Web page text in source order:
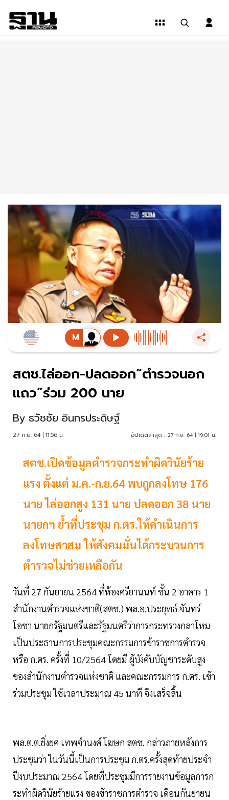
สตช.ไล่ออก-ปลดออก“ตำรวจนอก
แถว”ร่วม 200 นาย
By ธวัชชัย อินทรประดิษฐ์
27 ก.ย. 64 | 11:56 น. อัปเดตล่าสุด : 27 ก.ย. 64 | 19:01 น.
สตช.เปิดข้อมูลตำรวจกระทำผิดวินัยร้าย
แรง ตั้งแต่ ม.ค.-ก.ย.64 พบถูกลงโทษ 176
นาย ไล่ออกสูง 131 นาย ปลดออก 38 นาย
นายกฯ ย้ำที่ประชุม ก.ตร.ให้ดำเนินการ
ลงโทษสาสม ให้สังคมมั่นได้กระบวนการ
ตำรวจไม่ช่วยเหลือกัน
วันที่ 27 กันยายน 2564 ที่ห้องศรียานนท์ ชั้น 2 อาคาร 1
สำนักงานตำรวจแห่งชาติ(สตช.) พล.อ.ประยุทธ์ จันทร์
โอชา นายกรัฐมนตรีและรัฐมนตรีว่าการกระทรวงกลาโหม
เป็นประธานการประชุมคณะกรรมการข้าราชการตำรวจ
หรือ ก.ตร. ครั้งที่ 10/2564 โดยมี ผู้บังคับบัญชาระดับสูง
ของสำนักงานตำรวจแห่งชาติ และคณะกรรมการ ก.ตร. เข้า
ร่วมประชุม ใช้เวลาประมาณ 45 นาที จึงเสร็จสิ้น
พล.ต.ต.ยิ่งยศ เทพจำนงค์ โฆษก สตช. กล่าวภายหลังการ
ประชุมว่า ในวันนี้เป็นการประชุม ก.ตร.ครั้งสุดท้ายประจำ
ปีงบประมาณ 2564 โดยที่ประชุมมีการรายงานข้อมูลการก
ระทำผิดวินัยร้ายแรง ของข้าราชการตำรวจ เดือนกันยายน